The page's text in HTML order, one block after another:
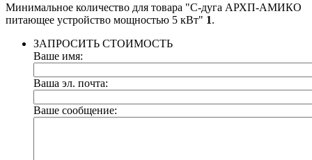
Минимальное количество для товара "С-дуга АРХП-АМИКО
питающее устройство мощностью 5 кВт" 1.
ЗАПРОСИТЬ СТОИМОСТЬ
Ваше имя:
Ваша эл. почта:
Ваше сообщение: